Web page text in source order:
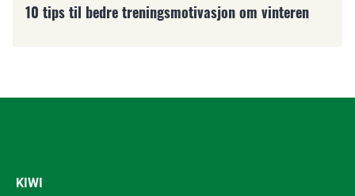
10 tips til bedre treningsmotivasjon om vinteren
KIWI